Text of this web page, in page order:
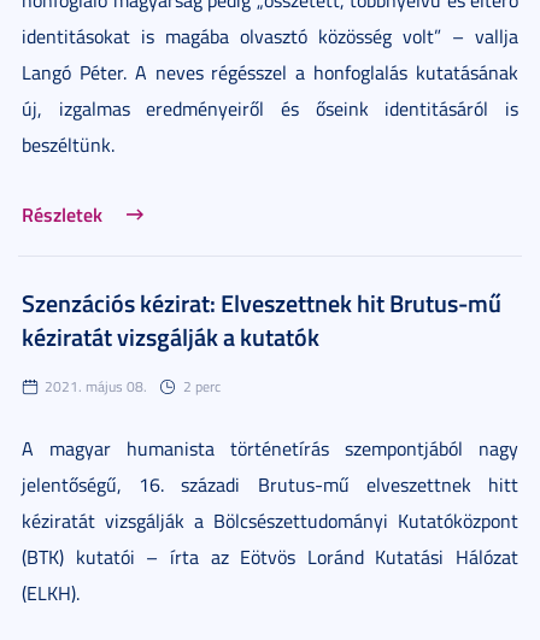
identitásokat is magába olvasztó közösség volt” – vallja
Langó Péter. A neves régésszel a honfoglalás kutatásának
új, izgalmas eredményeiről és őseink identitásáról is
beszéltünk.
Részletek
Szenzációs kézirat: Elveszettnek hit Brutus-mű
kéziratát vizsgálják a kutatók
2021. május 08. 2 perc
A magyar humanista történetírás szempontjából nagy
jelentőségű, 16. századi Brutus-mű elveszettnek hitt
kéziratát vizsgálják a Bölcsészettudományi Kutatóközpont
(BTK) kutatói – írta az Eötvös Loránd Kutatási Hálózat
(ELKH).